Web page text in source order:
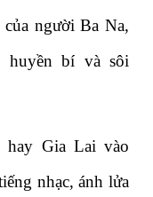
người Ba Na,
huyền bí và sôi
Gia Lai vào
nhạc, ánh lửa